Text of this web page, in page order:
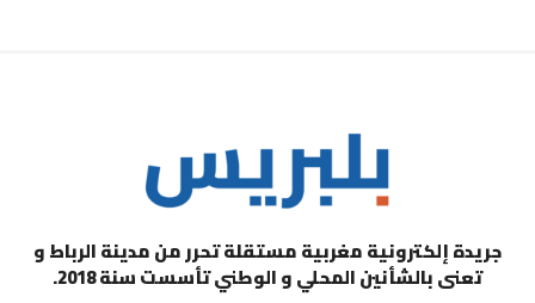
جريدة إلكترونية مغربية مستقلة تحرر من مدينة الرباط و
تعنى بالشأنين المحلي و الوطني تأسست سنة 2018.